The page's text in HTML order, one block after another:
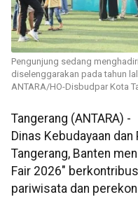
Pengunjung sedang
diselenggarakan pada tahun
ANTARA/HO-Disbudpar Kota
Tangerang (ANTARA) -
Dinas Kebudayaan
Tangerang, Banten
Fair 2026"
pariwisata dan